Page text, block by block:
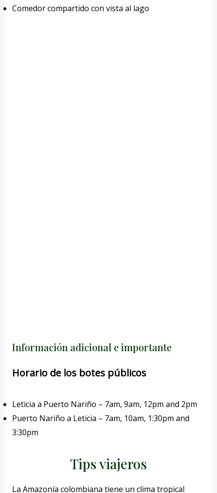
Comedor compartido con vista al lago
Información adicional e importante
Horario de los botes públicos
Leticia a Puerto Nariño – 7am, 9am, 12pm and 2pm
Puerto Nariño a Leticia – 7am, 10am, 1:30pm and
3:30pm
Tips viajeros
La Amazonía colombiana tiene un clima tropical